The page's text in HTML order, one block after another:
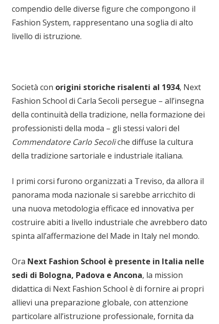
compendio delle diverse figure che compongono il
Fashion System, rappresentano una soglia di alto
livello di istruzione.
Società con origini storiche risalenti al 1934, Next
Fashion School di Carla Secoli persegue – all’insegna
della continuità della tradizione, nella formazione dei
professionisti della moda – gli stessi valori del
Commendatore Carlo Secoliche diffuse la cultura
della tradizione sartoriale e industriale italiana.
I primi corsi furono organizzati a Treviso, da allora il
panorama moda nazionale si sarebbe arricchito di
una nuova metodologia efficace ed innovativa per
costruire abiti a livello industriale che avrebbero dato
spinta all’affermazione del Made in Italy nel mondo.
Ora Next Fashion School è presente in Italia nelle
sedi di Bologna, Padova e Ancona, la mission
didattica di Next Fashion School è di fornire ai propri
allievi una preparazione globale, con attenzione
particolare all’istruzione professionale, fornita da